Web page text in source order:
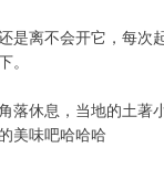
是离不会开它，每次
。
落休息，当地的土
美味吧哈哈哈